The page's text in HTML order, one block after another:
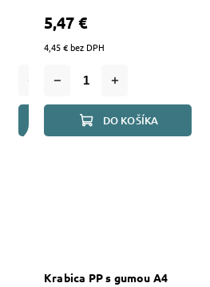
DO KOŠÍKA
4,45 € bez DPH
5,47 €
DO KOŠÍKA
Krabica PP s gumou A4